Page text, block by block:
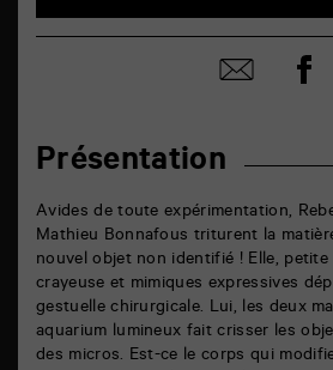
Présentation
Avides de toute expérimentation,
Mathieu Bonnafous triturent la
nouvel objet non identifié ! Elle, petite
crayeuse et mimiques expressives
gestuelle chirurgicale. Lui, les deux
aquarium lumineux fait crisser les
des micros. Est-ce le corps qui
Partager
par
sur